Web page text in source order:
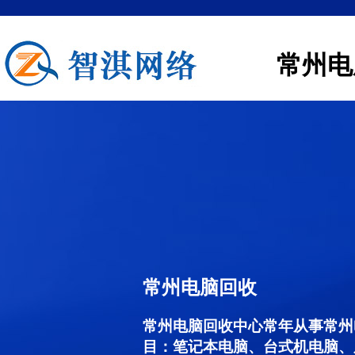
常州
常州电脑回收
常州电脑回收中心常年从事常
目：笔记本电脑、台式机电脑